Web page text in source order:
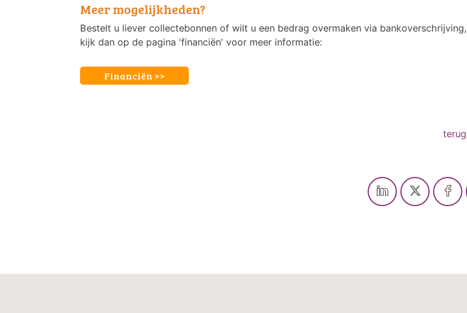
Meer mogelijkheden?
Bestelt u liever collectebonnen of wilt u een bedrag overmaken via bankoverschrijving,
kijk dan op de pagina 'financiën' voor meer informatie:
Financiën >>
terug